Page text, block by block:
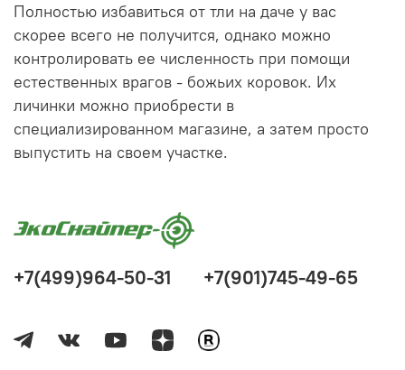
Полностью избавиться от тли на даче у вас
скорее всего не получится, однако можно
контролировать ее численность при помощи
естественных врагов - божьих коровок. Их
личинки можно приобрести в
специализированном магазине, а затем просто
выпустить на своем участке.
+7(499)964-50-31 +7(901)745-49-65